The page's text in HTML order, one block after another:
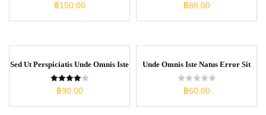
฿150.00 ฿88.00
Sed Ut Perspiciatis Unde Omnis Iste
฿90.00
Unde Omnis Iste Natus Error Sit
฿60.00